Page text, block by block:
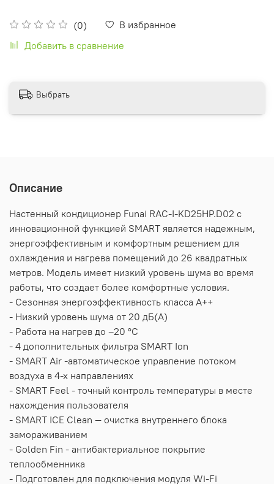
(0)
В избранное
Добавить в сравнение
Выбрать
Описание
Настенный кондиционер Funai RAC-I-KD25HP.D02 с
инновационной функцией SMART является надежным,
энергоэффективным и комфортным решением для
охлаждения и нагрева помещений до 26 квадратных
метров. Модель имеет низкий уровень шума во время
работы, что создает более комфортные условия.
- Сезонная энергоэффективность класса А++
- Низкий уровень шума от 20 дБ(А)
- Работа на нагрев до –20 °С
- 4 дополнительных фильтра SMART Ion
- SMART Air -автоматическое управление потоком
воздуха в 4-х направлениях
- SMART Feel - точный контроль температуры в месте
нахождения пользователя
- SMART ICE Clean — очистка внутреннего блока
замораживанием
- Golden Fin - антибактериальное покрытие
теплообменника
- Подготовлен для подключения модуля Wi-Fi